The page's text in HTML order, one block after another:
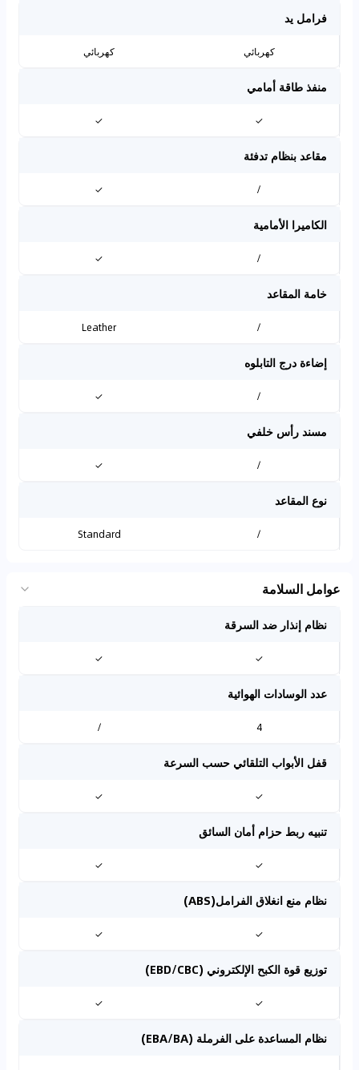
فرامل يد
كهربائي كهربائي
منفذ طاقة أمامي
✓
✓
مقاعد بنظام تدفئة
/
✓
الكاميرا الأمامية
/
✓
خامة المقاعد
/
Leather
إضاءة درج التابلوه
/
✓
مسند رأس خلفي
/
✓
نوع المقاعد
/
Standard
عوامل السلامة
نظام إنذار ضد السرقة
✓
✓
عدد الوسادات الهوائية
4
/
قفل الأبواب التلقائي حسب السرعة
✓
✓
تنبيه ربط حزام أمان السائق
✓
✓
نظام منع انغلاق الفرامل(ABS)
✓
✓
توزيع قوة الكبح الإلكتروني (EBD/CBC)
✓
✓
نظام المساعدة على الفرملة (EBA/BA)